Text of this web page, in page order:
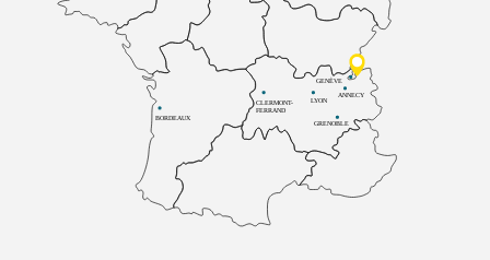
BORDEAUX
CLERMONT-
FERRAND
LYON
ANNECY
GRENOBLE
GENÈVE